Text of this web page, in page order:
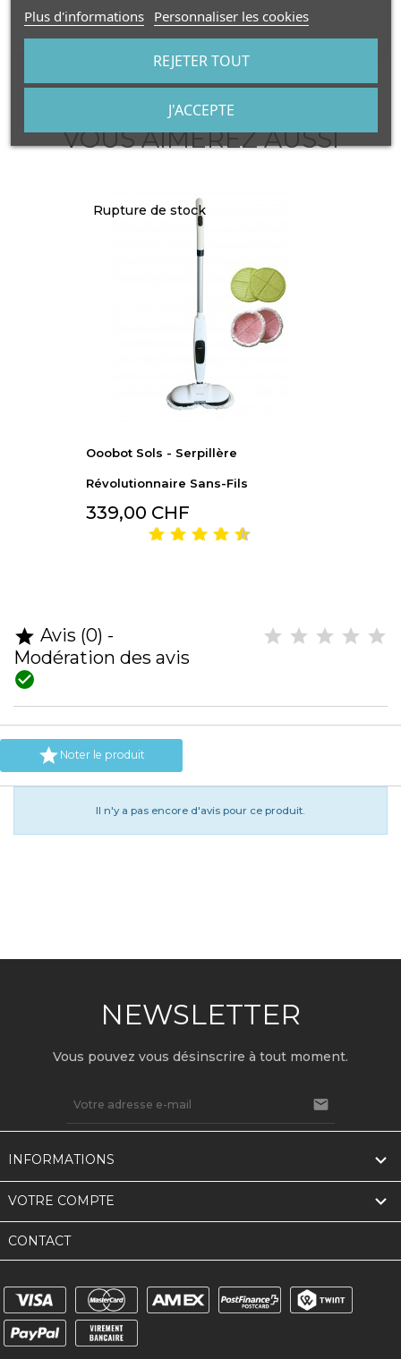
VOUS AIMEREZ AUSSI
Ooobot Sols - Serpillère
Révolutionnaire Sans-Fils
339,00 CHF
Rupture de stock
 Avis (0) -
Modération des avis

 Noter le produit
Il n'y a pas encore d'avis pour ce produit.
NEWSLETTER
Vous pouvez vous désinscrire à tout moment.

INFORMATIONS 
VOTRE COMPTE 
CONTACT
Plus d'informations Personnaliser les cookies
REJETER TOUT
J'ACCEPTE